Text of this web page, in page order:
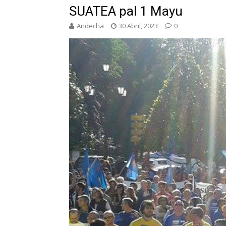
SUATEA pal 1 Mayu
Andecha 30 Abril, 2023 0